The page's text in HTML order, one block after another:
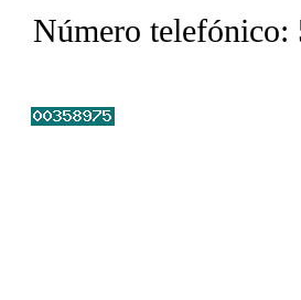
Número telefónico: